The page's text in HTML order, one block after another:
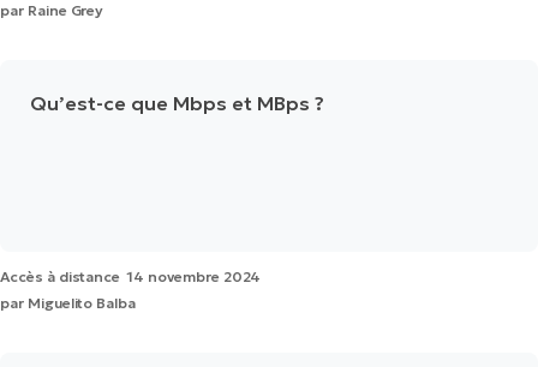
parRaine Grey
Qu’est-ce que Mbps et MBps ?
Accès à distance 14 novembre 2024
parMiguelito Balba